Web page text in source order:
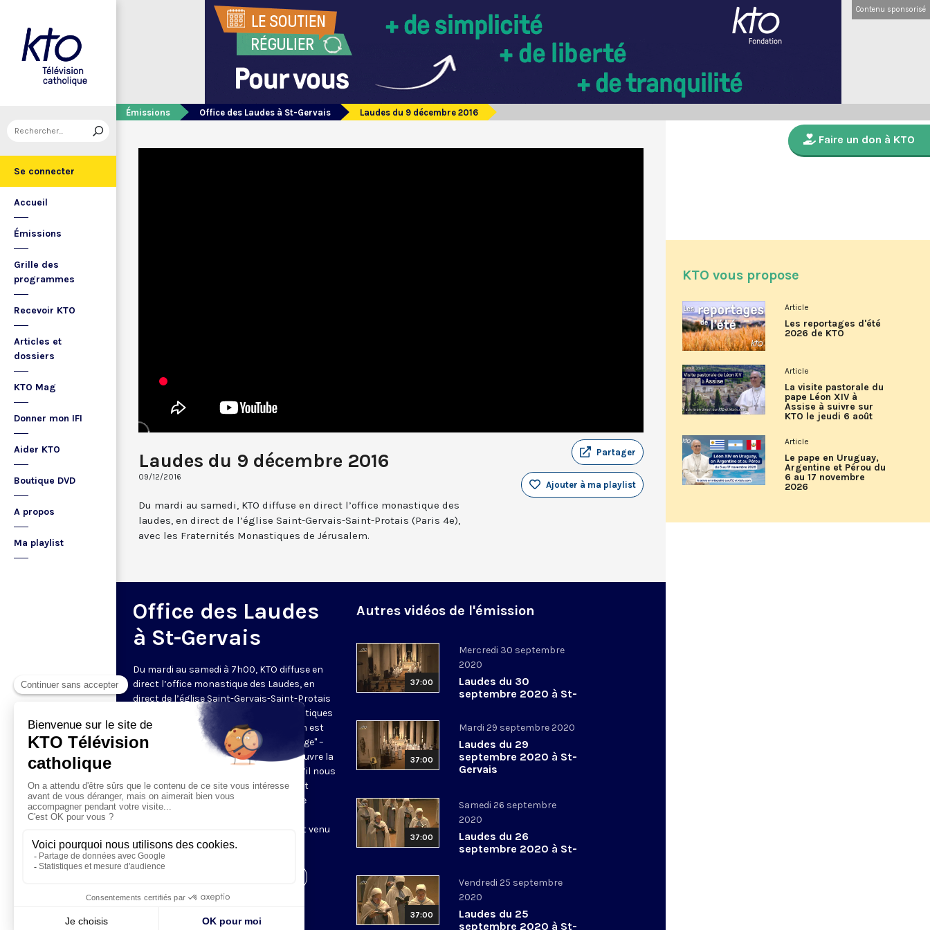
Se connecter
Accueil
Émissions
Grille des
programmes
Recevoir KTO
Articles et
dossiers
KTO Mag
Donner mon IFI
Aider KTO
Boutique DVD
A propos
Ma playlist
Contenu sponsorisé
Émissions Office des Laudes à St-Gervais Laudes du 9 décembre 2016
Laudes du 9 décembre 2016
09/12/2016
Partager
Ajouter à ma playlist
Du mardi au samedi, KTO diffuse en direct l’office monastique des
laudes, en direct de l’église Saint-Gervais-Saint-Protais (Paris 4e),
avec les Fraternités Monastiques de Jérusalem.
Office des Laudes
à St-Gervais
Du mardi au samedi à 7h00, KTO diffuse en
direct l’office monastique des Laudes, en
direct de l’église Saint-Gervais-Saint-Protais
(Paris IVe), avec les Fraternités Monastiques
de Jérusalem. Les Laudes – dont le nom est
dérivé du terme latin qui signifie "louange" –
sont d’abord la prière de louange qui ouvre la
journée pour remercier Dieu du don qu’il nous
fait de ce jour nouveau, et le placer tout
entier sous son regard. Mais son heure
Résurrection du Seigneur, "soleil levant venu
nous visiter" (Lc 1,28).
Autres vidéos de l'émission
37:00
Mercredi 30 septembre
2020
Laudes du 30
septembre 2020 à St-
37:00
Mardi 29 septembre 2020
Laudes du 29
septembre 2020 à St-
Gervais
37:00
Samedi 26 septembre
2020
Laudes du 26
septembre 2020 à St-
37:00
Vendredi 25 septembre
2020
Laudes du 25
septembre 2020 à St-
Faire un don à KTO
KTO vous propose
Article
Les reportages d'été
2026 de KTO
Article
La visite pastorale du
pape Léon XIV à
Assise à suivre sur
KTO le jeudi 6 août
Article
Le pape en Uruguay,
Argentine et Pérou du
6 au 17 novembre
2026